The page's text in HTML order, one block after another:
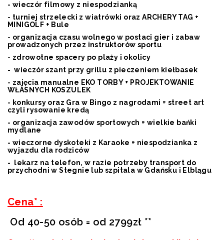
- wieczór filmowy z niespodzianką
- turniej strzelecki z wiatrówki oraz ARCHERY TAG +
MINIGOLF + Bule
- organizacja czasu wolnego w postaci gier i zabaw
prowadzonych przez instruktorów sportu
- zdrowotne spacery po plaży i okolicy
- wieczór szant przy grillu z pieczeniem kiełbasek
- zajęcia manualne EKO TORBY + PROJEKTOWANIE
WŁASNYCH KOSZULEK
- konkursy oraz Gra w Bingo z nagrodami + street art
czyli rysowanie kredą
- organizacja zawodów sportowych + wielkie bańki
mydlane
- wieczorne dyskoteki z Karaoke + niespodzianka z
wyjazdu dla rodziców
- lekarz na telefon, w razie potrzeby transport do
przychodni w Stegnie lub szpitala w Gdańsku i Elblągu
Cena* :
Od 40-50 osób = od 2799zł **